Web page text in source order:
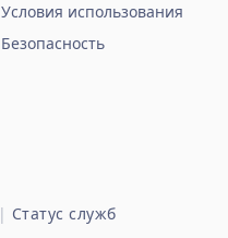
Условия использования
Безопасность
| Статус служб